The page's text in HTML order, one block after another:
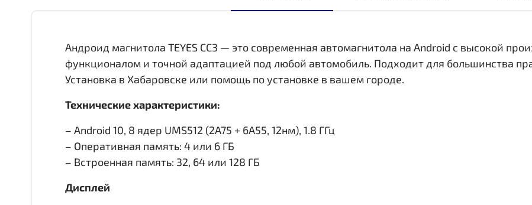
Андроид магнитола TEYES CC3 — это современная автомагнитола на Android с высокой
функционалом и точной адаптацией под любой автомобиль. Подходит для большинства
Установка в Хабаровске или помощь по установке в вашем городе.
Технические характеристики:
– Android 10, 8 ядер UMS512 (2A75 + 6A55, 12нм), 1.8 ГГц
– Оперативная память: 4 или 6 ГБ
– Встроенная память: 32, 64 или 128 ГБ
Дисплей